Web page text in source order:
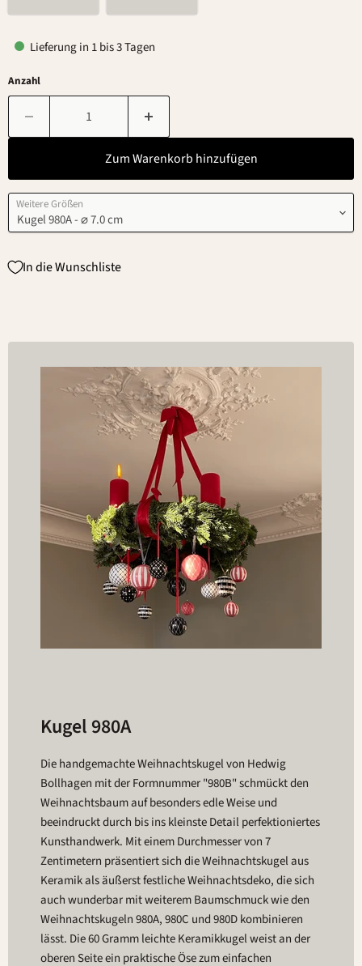
Lieferung in 1 bis 3 Tagen
Anzahl
Zum Warenkorb hinzufügen
Weitere Größen
In die Wunschliste
Kugel 980A
Die handgemachte Weihnachtskugel von Hedwig
Bollhagen mit der Formnummer "980B" schmückt den
Weihnachtsbaum auf besonders edle Weise und
beeindruckt durch bis ins kleinste Detail perfektioniertes
Kunsthandwerk. Mit einem Durchmesser von 7
Zentimetern präsentiert sich die Weihnachtskugel aus
Keramik als äußerst festliche Weihnachtsdeko, die sich
auch wunderbar mit weiterem Baumschmuck wie den
Weihnachtskugeln 980A, 980C und 980D kombinieren
lässt. Die 60 Gramm leichte Keramikkugel weist an der
oberen Seite ein praktische Öse zum einfachen